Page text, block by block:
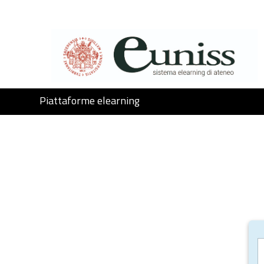
Piattaforme elearning